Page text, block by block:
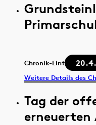
Chronik-Eintrag
Weitere Details des
Tag der
erneuerten